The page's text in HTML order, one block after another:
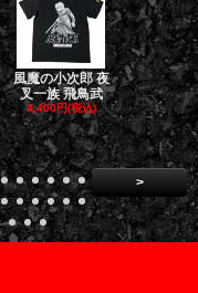
風魔の小次郎 夜
叉一族 飛鳥武
4,400円(税込)
風魔の小次
魔一族 竜
4,400円(税
>